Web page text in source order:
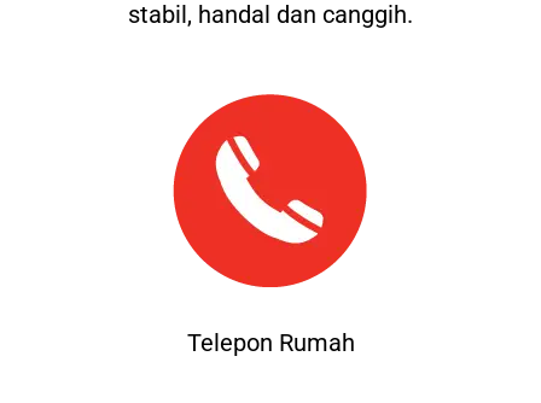
stabil, handal dan canggih.
Telepon Rumah